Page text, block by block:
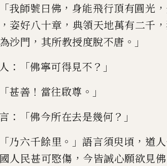
我師號曰佛 ， 身能飛行頂有圓光 ，
， 姿好八十章 ， 典領天地萬有二千 ，
沙門 ， 其所教授度脫不唐 。」
：「佛寧可得見不 ？」
甚善 ！ 當往啟尊 。」
：「佛今所在去是幾何 ？」
乃六千餘里 。」語言須臾頃 ， 道
人民甚可愍傷 ， 今皆誠心願欲見佛